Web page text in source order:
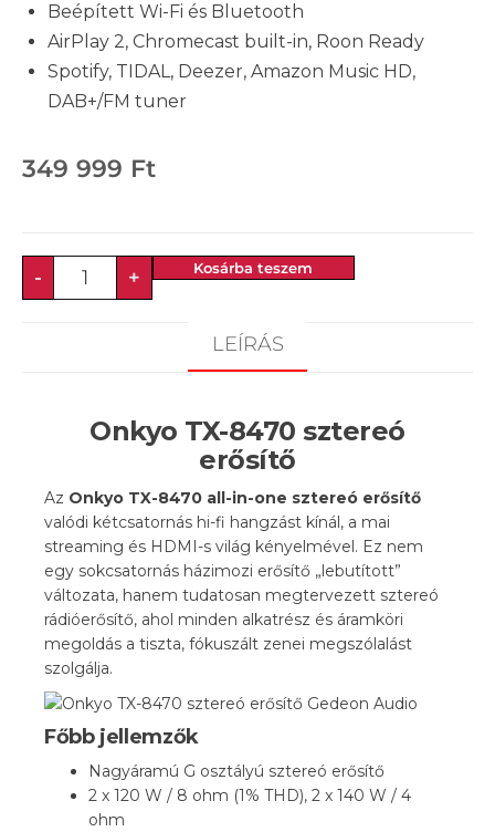
Beépített Wi-Fi és Bluetooth
AirPlay 2, Chromecast built-in, Roon Ready
Spotify, TIDAL, Deezer, Amazon Music HD,
DAB+/FM tuner
349 999 Ft
- + Kosárba teszem
LEÍRÁS
Onkyo TX-8470 sztereó
erősítő
Az Onkyo TX-8470 all-in-one sztereó erősítő
valódi kétcsatornás hi-fi hangzást kínál, a mai
streaming és HDMI-s világ kényelmével. Ez nem
egy sokcsatornás házimozi erősítő „lebutított”
változata, hanem tudatosan megtervezett sztereó
rádióerősítő, ahol minden alkatrész és áramköri
megoldás a tiszta, fókuszált zenei megszólalást
szolgálja.
Főbb jellemzők
Nagyáramú G osztályú sztereó erősítő
2 x 120 W / 8 ohm (1% THD), 2 x 140 W / 4
ohm